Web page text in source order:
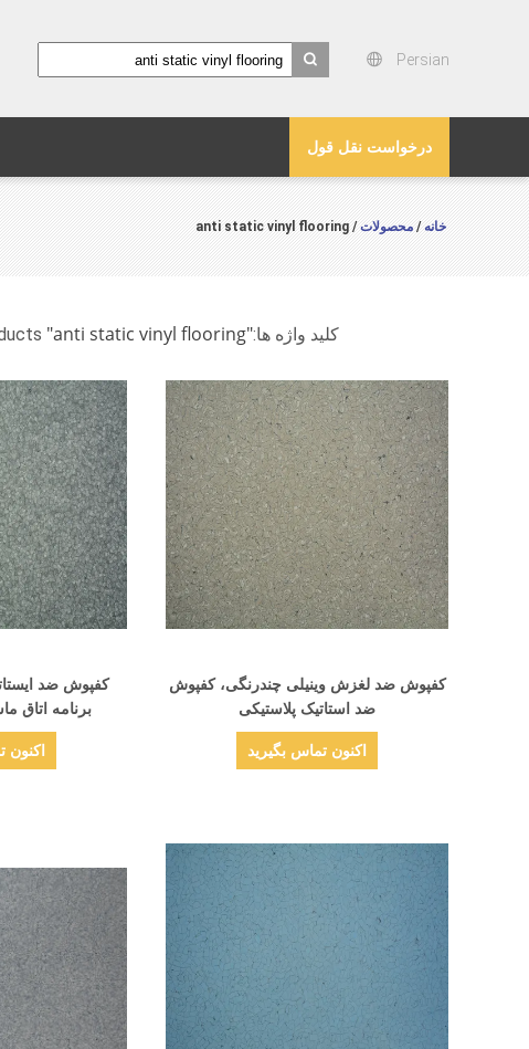
Persian
درخواست نقل قول
خانه /محصولات/ anti static vinyl flooring
کلید واژه ها:"anti static vinyl flooring"
برنامه اتاق
اکنون
کفپوش ضد لغزش وینیلی چندرنگی، کفپوش
ضد استاتیک پلاستیکی
اکنون تماس بگیرید